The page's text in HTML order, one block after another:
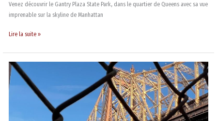
Venez découvrir le Gantry Plaza State Park, dans le quartier de Queens avec sa vue
imprenable sur la skyline de Manhattan
Lire la suite »
Long
Island
City,